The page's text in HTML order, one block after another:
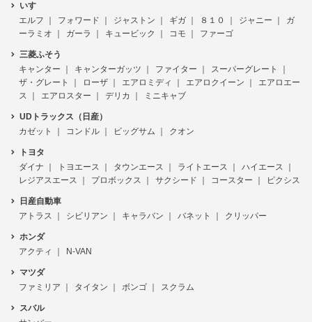
いすゞ
エルフ
フォワード ジャストン ギガ ８１０ ジャニー
ガ
ーラミオ
ガーラ キュービック コモ ファーゴ
三菱ふそう
キャンター
キャンターガッツ ファイター
スーパーグレート
ザ・グレート
ローザ エアロミディ エアロクイーン
エアロエー
ス
エアロスター デリカ ミニキャブ
UDトラックス（日産）
カゼット
コンドル ビッグサム クオン
トヨタ
ダイナ
トヨエース タウンエース ライトエース
ハイエース
レジアスエース
プロボックス サクシード コースター ピクシス
日産自動車
アトラス
シビリアン キャラバン バネット クリッパー
ホンダ
アクティ
N-VAN
マツダ
ファミリア
タイタン ボンゴ スクラム
スバル